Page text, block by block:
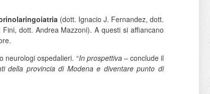
(dott. Ignacio J. Fernandez, dott.
dott. Andrea Mazzoni). A questi si affiancano
neurologi ospedalieri. “In prospettiva– conclude il
della provincia di Modena e diventare punto di